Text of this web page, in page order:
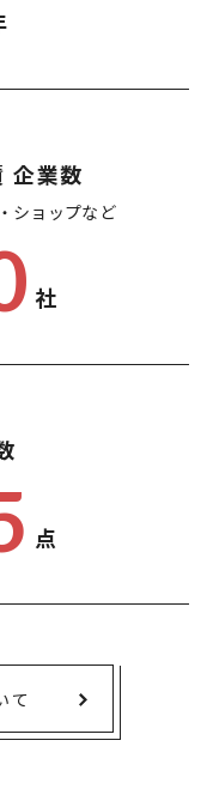
企業数
ショップなど
社
点
て